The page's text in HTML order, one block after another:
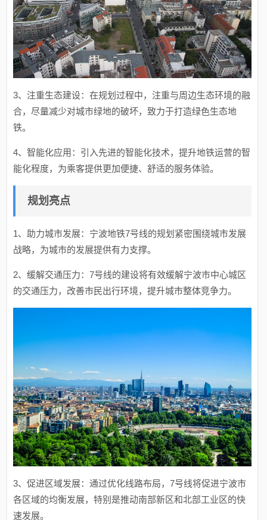
3、注重生态建设：在规划过程中，注重与周边生态环境的融
合，尽量减少对城市绿地的破坏，致力于打造绿色生态地
铁。
4、智能化应用：引入先进的智能化技术，提升地铁运营的智
能化程度，为乘客提供更加便捷、舒适的服务体验。
规划亮点
1、助力城市发展：宁波地铁7号线的规划紧密围绕城市发展
战略，为城市的发展提供有力支撑。
2、缓解交通压力：7号线的建设将有效缓解宁波市中心城区
的交通压力，改善市民出行环境，提升城市整体竞争力。
3、促进区域发展：通过优化线路布局，7号线将促进宁波市
各区域的均衡发展，特别是推动南部新区和北部工业区的快
速发展。